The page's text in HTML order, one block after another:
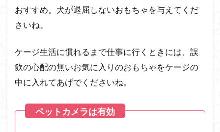
おすすめ。犬が退屈しないおもちゃを与えてくだ
さいね。
ケージ生活に慣れるまで仕事に行くときには、誤
飲の心配の無いお気に入りのおもちゃをケージの
中に入れてあげでくださいね。